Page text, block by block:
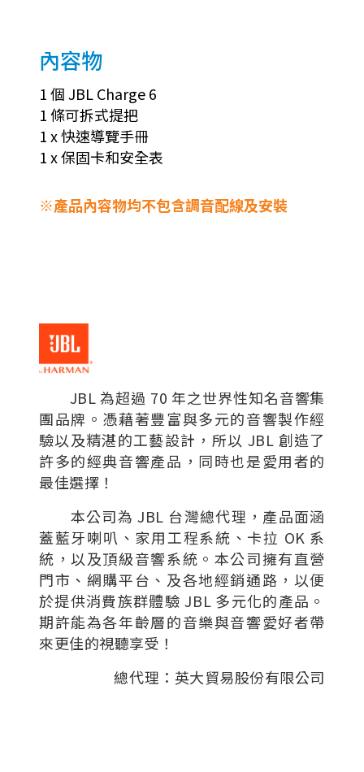
內容物
1 個 JBL Charge 6
1 條可拆式提把
1 x 快速導覽手冊
1 x 保固卡和安全表
※產品內容物均不包含調音配線及安裝
JBL 為超過 70 年之世界性知名音響集
團品牌。憑藉著豐富與多元的音響製作經
驗以及精湛的工藝設計，所以 JBL 創造了
許多的經典音響產品，同時也是愛用者的
最佳選擇！
本公司為 JBL 台灣總代理，產品面涵
蓋藍牙喇叭、家用工程系統、卡拉 OK 系
統，以及頂級音響系統。本公司擁有直營
門市、網購平台、及各地經銷通路，以便
於提供消費族群體驗 JBL 多元化的產品。
期許能為各年齡層的音樂與音響愛好者帶
來更佳的視聽享受！
總代理：英大貿易股份有限公司